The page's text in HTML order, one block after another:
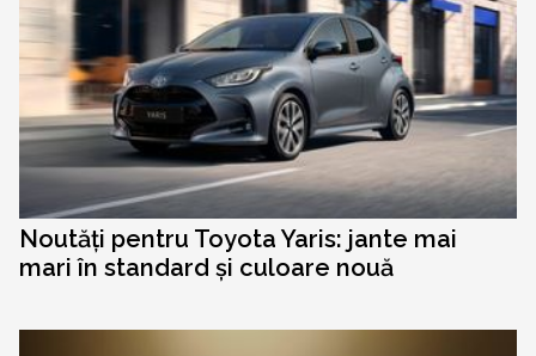
Noutăți pentru Toyota Yaris: jante mai
mari în standard și culoare nouă